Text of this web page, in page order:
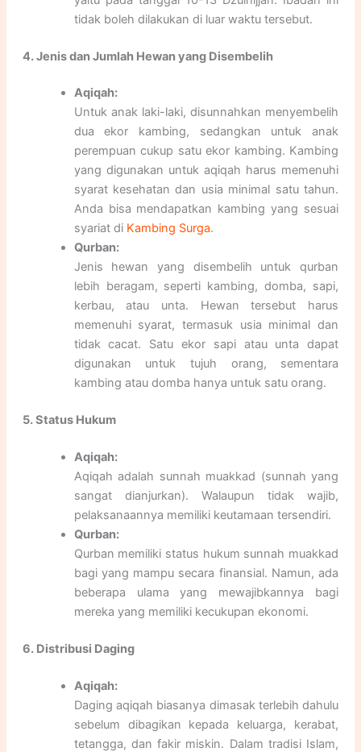
tidak boleh dilakukan di luar waktu tersebut.
4. Jenis dan Jumlah Hewan yang Disembelih
Aqiqah:
Untuk anak laki-laki, disunnahkan menyembelih
dua ekor kambing, sedangkan untuk anak
perempuan cukup satu ekor kambing. Kambing
yang digunakan untuk aqiqah harus memenuhi
syarat kesehatan dan usia minimal satu tahun.
Anda bisa mendapatkan kambing yang sesuai
syariat di Kambing Surga.
Qurban:
Jenis hewan yang disembelih untuk qurban
lebih beragam, seperti kambing, domba, sapi,
kerbau, atau unta. Hewan tersebut harus
memenuhi syarat, termasuk usia minimal dan
tidak cacat. Satu ekor sapi atau unta dapat
digunakan untuk tujuh orang, sementara
kambing atau domba hanya untuk satu orang.
5. Status Hukum
Aqiqah:
Aqiqah adalah sunnah muakkad (sunnah yang
sangat dianjurkan). Walaupun tidak wajib,
pelaksanaannya memiliki keutamaan tersendiri.
Qurban:
Qurban memiliki status hukum sunnah muakkad
bagi yang mampu secara finansial. Namun, ada
beberapa ulama yang mewajibkannya bagi
mereka yang memiliki kecukupan ekonomi.
6. Distribusi Daging
Aqiqah:
Daging aqiqah biasanya dimasak terlebih dahulu
sebelum dibagikan kepada keluarga, kerabat,
tetangga, dan fakir miskin. Dalam tradisi Islam,